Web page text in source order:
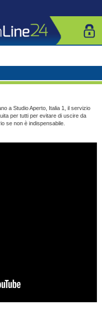
a Studio Aperto, Italia 1, il servizio
per tutti per evitare di uscire da
se non è indispensabile.